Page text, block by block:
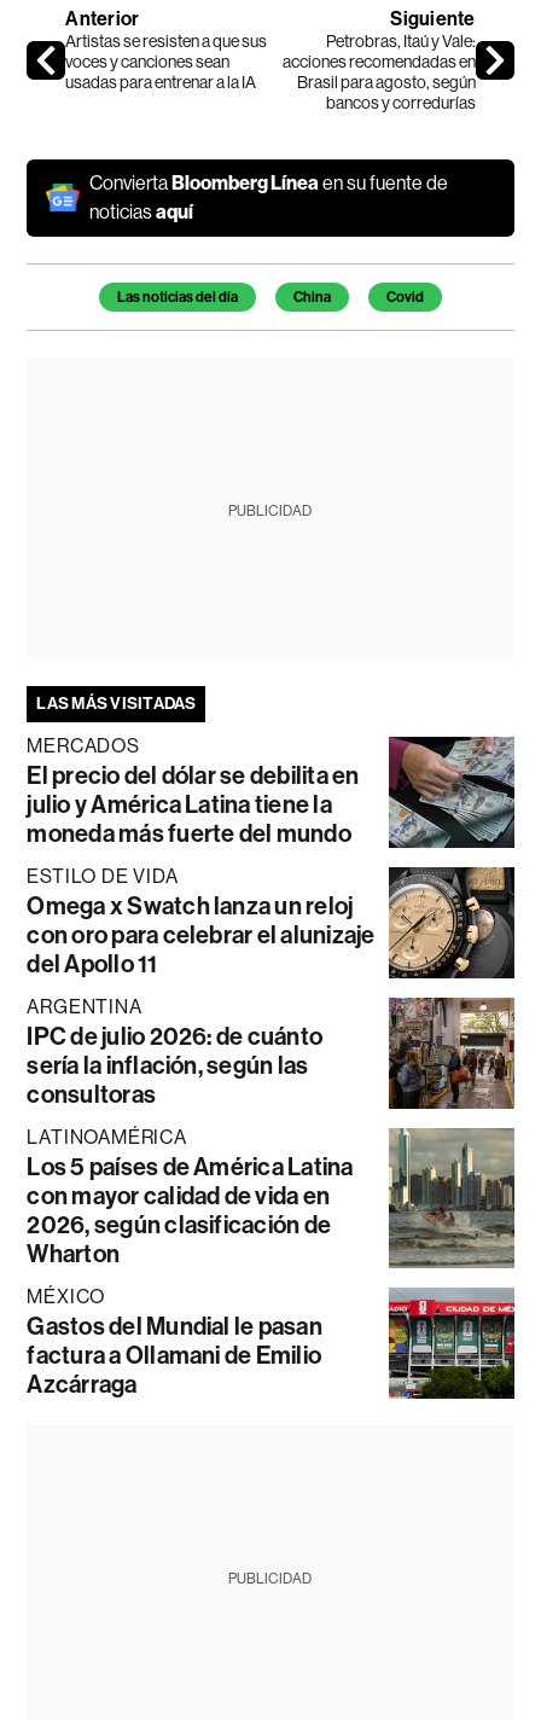
Anterior
Artistas se resisten a que sus
voces y canciones sean
usadas para entrenar a la IA
Siguiente
Petrobras, Itaú y Vale:
acciones recomendadas en
Brasil para agosto, según
bancos y corredurías
ConviertaBloomberg Línea en su fuente de
noticiasaquí
Temas de este artículo
Las noticias del día China Covid
PUBLICIDAD
LAS MÁS VISITADAS
MERCADOS
El precio del dólar se debilita en
julio y América Latina tiene la
moneda más fuerte del mundo
ESTILO DE VIDA
Omega x Swatch lanza un reloj
con oro para celebrar el alunizaje
del Apollo 11
ARGENTINA
IPC de julio 2026: de cuánto
sería la inflación, según las
consultoras
LATINOAMÉRICA
Los 5 países de América Latina
con mayor calidad de vida en
2026, según clasificación de
Wharton
MÉXICO
Gastos del Mundial le pasan
factura a Ollamani de Emilio
Azcárraga
PUBLICIDAD